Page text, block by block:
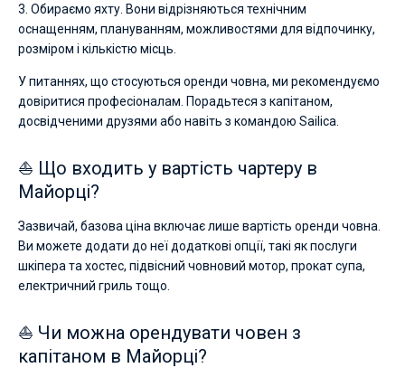
3. Обираємо яхту. Вони відрізняються технічним
оснащенням, плануванням, можливостями для відпочинку,
розміром і кількістю місць.
У питаннях, що стосуються оренди човна, ми рекомендуємо
довіритися професіоналам. Порадьтеся з капітаном,
досвідченими друзями або навіть з командою Sailica.
⛵ Що входить у вартість чартеру в
Майорці?
Зазвичай, базова ціна включає лише вартість оренди човна.
Ви можете додати до неї додаткові опції, такі як послуги
шкіпера та хостес, підвісний човновий мотор, прокат супа,
електричний гриль тощо.
⛵ Чи можна орендувати човен з
капітаном в Майорці?